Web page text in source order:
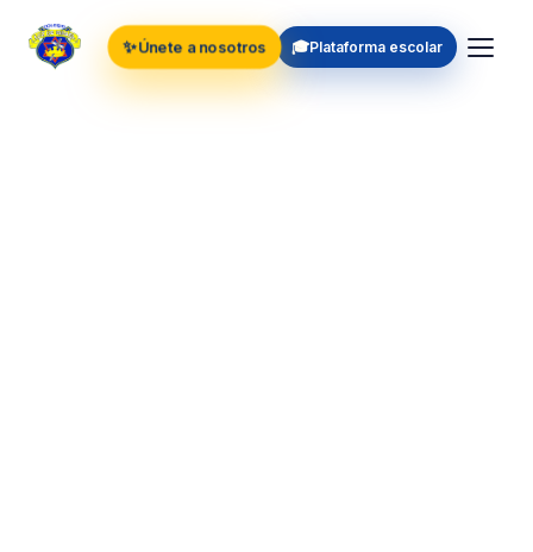
✨Únete a nosotros 🎓Plataforma escolar